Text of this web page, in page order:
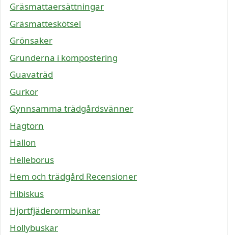
Gräsmattaersättningar
Gräsmatteskötsel
Grönsaker
Grunderna i kompostering
Guavaträd
Gurkor
Gynnsamma trädgårdsvänner
Hagtorn
Hallon
Helleborus
Hem och trädgård Recensioner
Hibiskus
Hjortfjäderormbunkar
Hollybuskar